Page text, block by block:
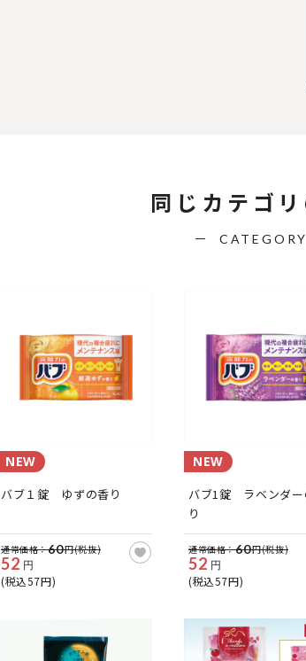
同じカテゴ
CATEGORY
NEW
バブ１錠 ゆずの香り
通常価格：60円(税抜)
52 円
(税込57円)
NEW
バブ1錠 ラベンダー
り
通常価格：60円(税抜)
52 円
(税込57円)